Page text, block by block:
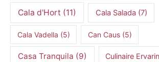
Cala d'Hort (11) Cala Salada(7)
Cala Vadella (5) Can Caus(5)
Casa Tranquila (9) Culinaire